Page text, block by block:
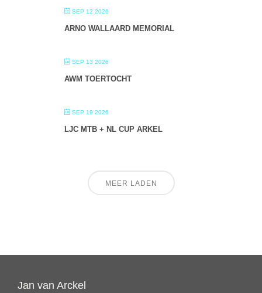
SEP 12 2026
ARNO WALLAARD MEMORIAL
SEP 13 2026
AWM TOERTOCHT
SEP 19 2026
LJC MTB + NL CUP ARKEL
MEER LADEN
Jan van Arckel